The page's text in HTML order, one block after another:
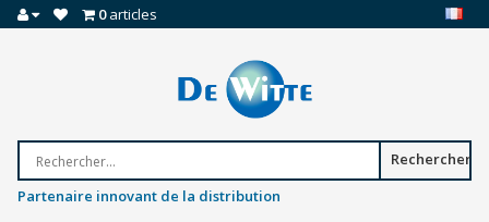
0articles
Rechercher
Partenaire innovant de la distribution